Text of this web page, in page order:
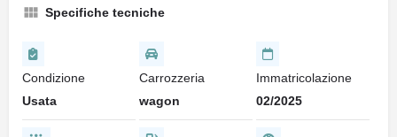
Specifiche tecniche
Condizione
Usata
Carrozzeria
wagon
Immatricolazione
02/2025